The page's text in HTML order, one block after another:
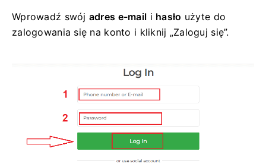
Wprowadź swój adres e-mail i hasło użyte do
zalogowania się na konto i kliknij „Zaloguj się”.